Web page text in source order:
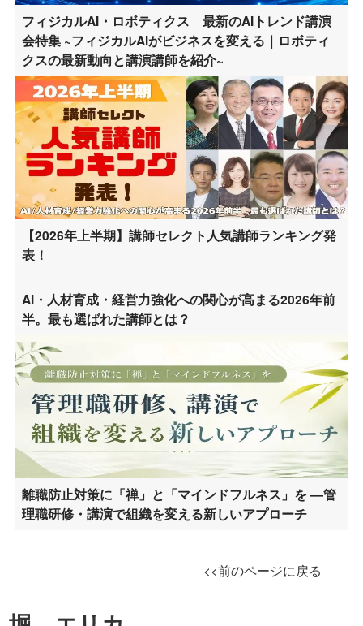
フィジカルAI・ロボティクス 最新のAIトレンド講演
会特集 ~フィジカルAIがビジネスを変える｜ロボティ
クスの最新動向と講演講師を紹介~
【2026年上半期】講師セレクト人気講師ランキング発
表！
AI・人材育成・経営力強化への関心が高まる2026年前
半。最も選ばれた講師とは？
離職防止対策に「禅」と「マインドフルネス」を ―管
理職研修・講演で組織を変える新しいアプローチ
<<前のページに戻る